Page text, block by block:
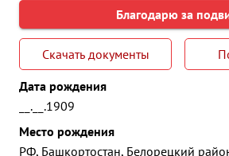
Благодарю за
Скачать документы
Дата рождения
__.__.1909
Место рождения
РФ, Башкортостан, Белорецкий